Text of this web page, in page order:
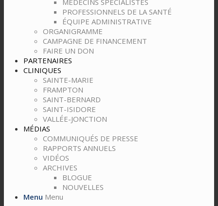
MÉDECINS SPÉCIALISTES
PROFESSIONNELS DE LA SANTÉ
ÉQUIPE ADMINISTRATIVE
ORGANIGRAMME
CAMPAGNE DE FINANCEMENT
FAIRE UN DON
PARTENAIRES
CLINIQUES
SAINTE-MARIE
FRAMPTON
SAINT-BERNARD
SAINT-ISIDORE
VALLÉE-JONCTION
MÉDIAS
COMMUNIQUÉS DE PRESSE
RAPPORTS ANNUELS
VIDÉOS
ARCHIVES
BLOGUE
NOUVELLES
Menu Menu